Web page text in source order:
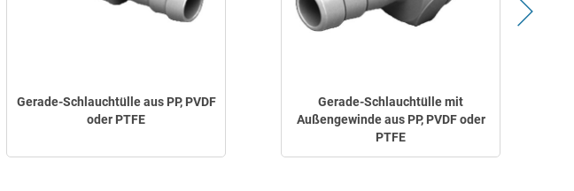
Gerade-Schlauchtülle aus PP, PVDF
oder PTFE
Gerade-Schlauchtülle mit
Außengewinde aus PP, PVDF oder
PTFE